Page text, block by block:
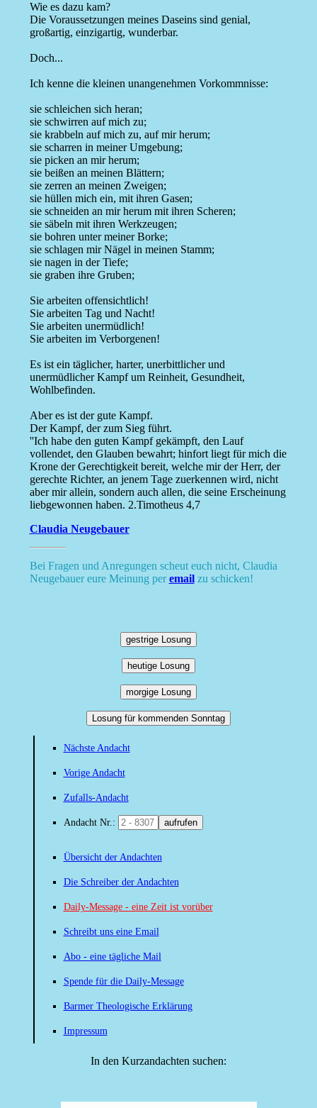
Wie es dazu kam?
Die Voraussetzungen meines Daseins sind genial,
großartig, einzigartig, wunderbar.
Doch...
Ich kenne die kleinen unangenehmen Vorkommnisse:
sie schleichen sich heran;
sie schwirren auf mich zu;
sie krabbeln auf mich zu, auf mir herum;
sie scharren in meiner Umgebung;
sie picken an mir herum;
sie beißen an meinen Blättern;
sie zerren an meinen Zweigen;
sie hüllen mich ein, mit ihren Gasen;
sie schneiden an mir herum mit ihren Scheren;
sie säbeln mit ihren Werkzeugen;
sie bohren unter meiner Borke;
sie schlagen mir Nägel in meinen Stamm;
sie nagen in der Tiefe;
sie graben ihre Gruben;
Sie arbeiten offensichtlich!
Sie arbeiten Tag und Nacht!
Sie arbeiten unermüdlich!
Sie arbeiten im Verborgenen!
Es ist ein täglicher, harter, unerbittlicher und
unermüdlicher Kampf um Reinheit, Gesundheit,
Wohlbefinden.
Aber es ist der gute Kampf.
Der Kampf, der zum Sieg führt.
''Ich habe den guten Kampf gekämpft, den Lauf
vollendet, den Glauben bewahrt; hinfort liegt für mich die
Krone der Gerechtigkeit bereit, welche mir der Herr, der
gerechte Richter, an jenem Tage zuerkennen wird, nicht
aber mir allein, sondern auch allen, die seine Erscheinung
liebgewonnen haben. 2.Timotheus 4,7
Claudia Neugebauer
Bei Fragen und Anregungen scheut euch nicht, Claudia
Neugebauer eure Meinung peremailzu schicken!
gestrige Losung
heutige Losung
morgige Losung
Losung für kommenden Sonntag
Nächste Andacht
Vorige Andacht
Zufalls-Andacht
Andacht Nr.: aufrufen
Übersicht der Andachten
Die Schreiber der Andachten
Daily-Message - eine Zeit ist vorüber
Schreibt uns eine Email
Abo - eine tägliche Mail
Spende für die Daily-Message
Barmer Theologische Erklärung
Impressum
In den Kurzandachten suchen: